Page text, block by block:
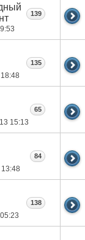
139
18:48
135
15:13
65
13:48
84
05:23
138